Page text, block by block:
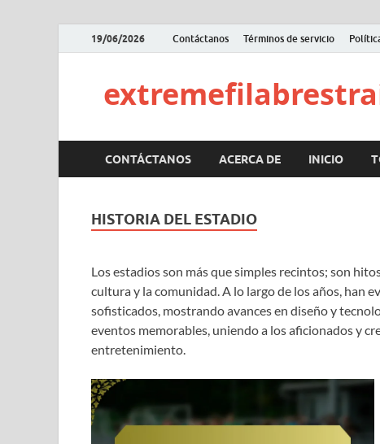
19/06/2026 Contáctanos Términos de servicio
CONTÁCTANOS ACERCA DE INICIO
HISTORIA DEL ESTADIO
Los estadios son más que simples recintos; son
cultura y la comunidad. A lo largo de los años, han
sofisticados, mostrando avances en diseño y
eventos memorables, uniendo a los aficionados y
entretenimiento.